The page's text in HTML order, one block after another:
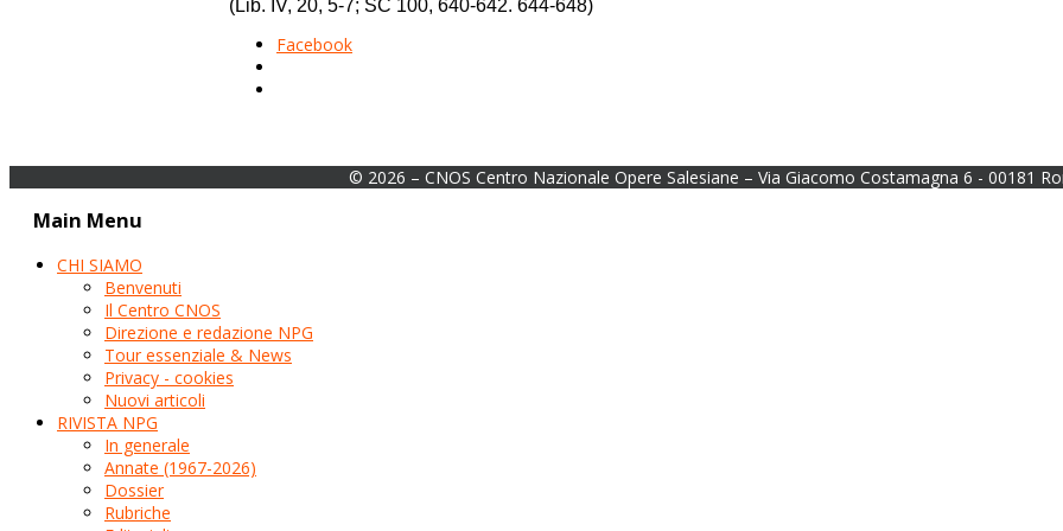
(Lib. IV, 20, 5-7; SC 100, 640-642. 644-648)
Facebook
© 2026 – CNOS Centro Nazionale Opere Salesiane – Via Giacomo Costamagna 6 - 00181
Main Menu
CHI SIAMO
Benvenuti
Il Centro CNOS
Direzione e redazione NPG
Tour essenziale & News
Privacy - cookies
Nuovi articoli
RIVISTA NPG
In generale
Annate (1967-2026)
Dossier
Rubriche